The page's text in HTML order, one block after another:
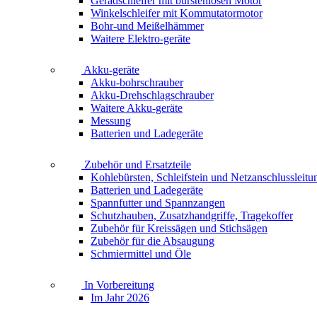
Winkelschleifer mit Kommutatormotor
Bohr-und Meißelhämmer
Waitere Elektro-geräte
Akku-geräte
Akku-bohrschrauber
Akku-Drehschlagschrauber
Waitere Akku-geräte
Messung
Batterien und Ladegeräte
Zubehör und Ersatzteile
Kohlebürsten, Schleifstein und
Batterien und Ladegeräte
Spannfutter und Spannzangen
Schutzhauben, Zusatzhandgriffe, Tragekoffer
Zubehör für Kreissägen und Stichsägen
Zubehör für die Absaugung
Schmiermittel und Öle
In Vorbereitung
Im Jahr 2026